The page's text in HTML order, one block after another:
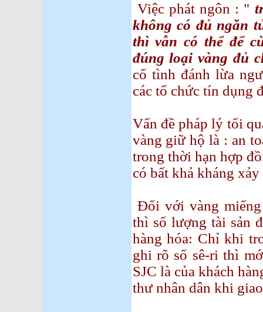
Việc phát ngôn : "
không có đủ ngăn
thì vẫn có thể để
đúng loại vàng đủ
cố tình đánh lừa
các tổ chức tín dụng
Vấn đề pháp lý tối
vàng giữ hộ là : an
trong thời hạn hợp
có bất khả kháng
Đối với vàng
thì số lượng tài sản
hàng hóa: Chỉ khi
ghi rõ số sê-ri thì
SJC là của khách
thư nhân dân khi